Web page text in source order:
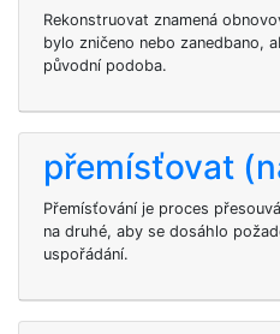
Rekonstruovat znamená
bylo zničeno nebo zanedbano,
původní podoba.
přemísťovat
Přemísťování je proces
na druhé, aby se dosáhlo
uspořádání.